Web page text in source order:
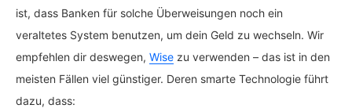
ist, dass Banken für solche Überweisungen noch ein
veraltetes System benutzen, um dein Geld zu wechseln. Wir
empfehlen dir deswegen, Wise zu verwenden – das ist in den
meisten Fällen viel günstiger. Deren smarte Technologie führt
dazu, dass: